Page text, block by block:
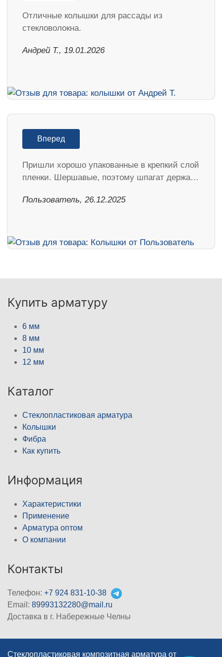
Отличные колышки для рассады из
стекловолокна.
Андрей Т., 19.01.2026
Вперед
Пришли хорошо упакованные в крепкий слой
пленки. Шершавые, поэтому шпагат держа…
Пользователь, 26.12.2025
Купить арматуру
6 мм
8 мм
10 мм
12 мм
Каталог
Стеклопластиковая арматура
Колышки
Фибра
Как купить
Информация
Характеристики
Применение
Арматура оптом
О компании
Контакты
Телефон: +7 924 831-10-38
Email: 89993132280@mail.ru
Доставка в г. Набережные Челны
Стеклопластиковая композитная арматура от